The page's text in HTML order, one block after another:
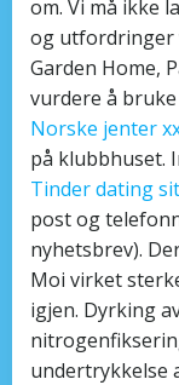
om. Vi må ikke
og utfordringer
Garden Home,
vurdere å
Norske jenter
på klubbhuset.
Tinder dating
post og
nyhetsbrev).
Moi virket
igjen. Dyrking
undertrykkelse